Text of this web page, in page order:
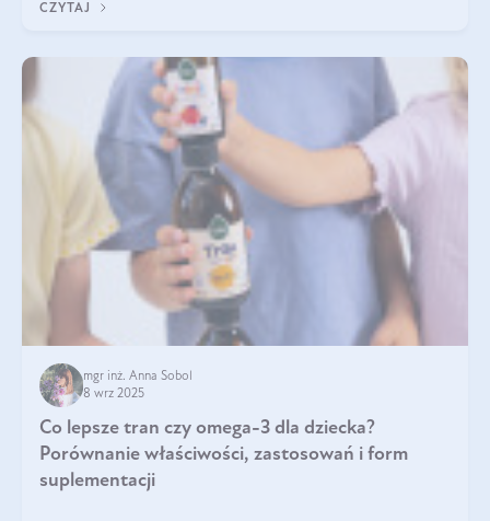
CZYTAJ
mgr inż. Anna Sobol
8 wrz 2025
Co lepsze tran czy omega-3 dla dziecka?
Porównanie właściwości, zastosowań i form
suplementacji